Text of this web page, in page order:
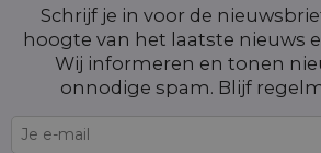
Schrijf je in voor de
hoogte van het laatste nieuws
Wij informeren en tonen
onnodige spam. Blijf